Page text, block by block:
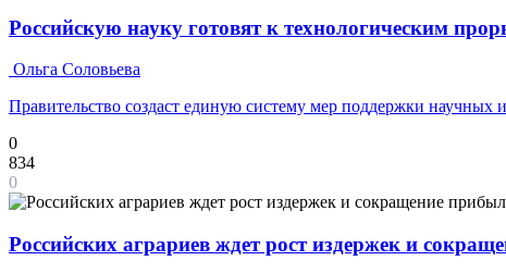
Российскую науку готовят к технологическим
Ольга Соловьева
Правительство создаст единую систему мер поддержки научных
0
834
0
Российских аграриев ждет рост издержек и